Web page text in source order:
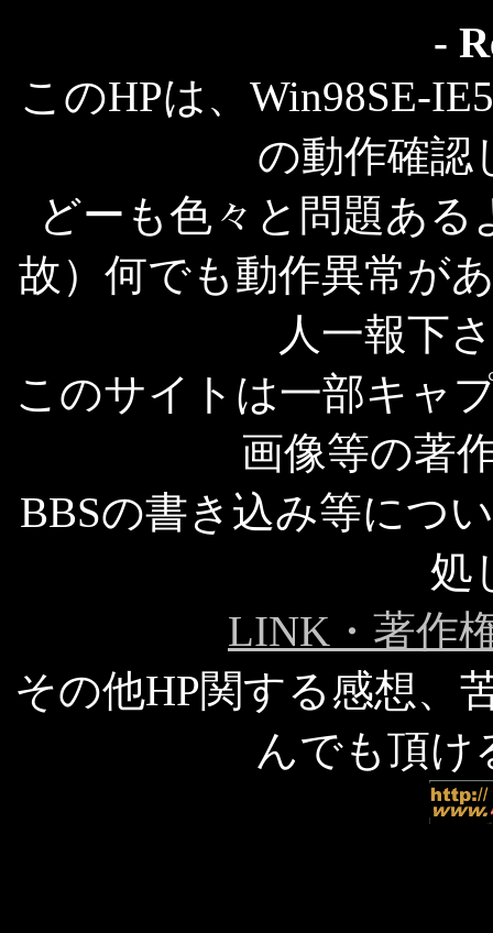
-
このHPは、Win98SE-
の動作確認
どーも色々と問題あ
故）何でも動作異常が
人一報下
このサイトは一部キャ
画像等の著
BBSの書き込み等につ
処
LINK・著作
その他HP関する感想、
んでも頂け